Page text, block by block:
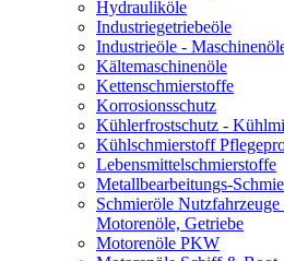
Hydrauliköle
Industriegetriebeöle
Industrieöle -
Kältemaschinenöle
Kettenschmierstoffe
Korrosionsschutz
Kühlerfrostschutz -
Kühlschmierstoff
Lebensmittelschmierstoffe
Metallbearbeitungs-
Schmieröle
Motorenöle, Getriebe
Motorenöle PKW